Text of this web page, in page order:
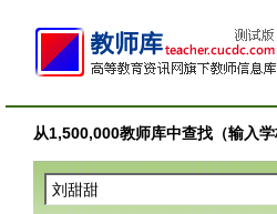
从1,500,000教师库中查找（输入学